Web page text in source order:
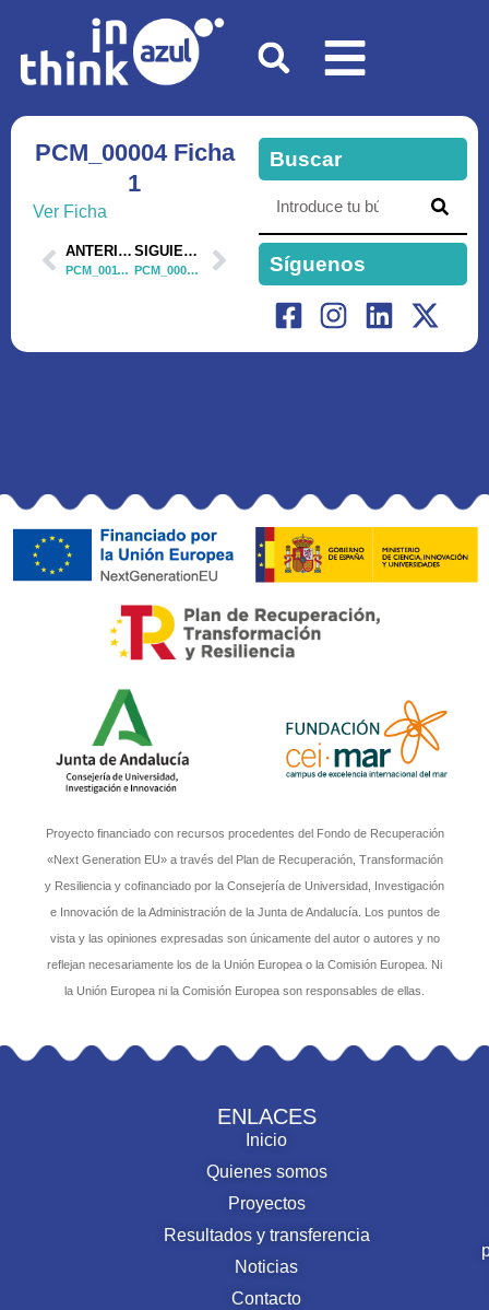
PCM_00004 Ficha
1
Ver Ficha
ANTERIOR
PCM_00118 Ficha 1
SIGUIENTE
PCM_00014 Ficha 1
Buscar
Síguenos
Proyecto financiado con recursos procedentes del Fondo de Recuperación
«Next Generation EU» a través del Plan de Recuperación, Transformación
y Resiliencia y cofinanciado por la Consejería de Universidad, Investigación
e Innovación de la Administración de la Junta de Andalucía. Los puntos de
vista y las opiniones expresadas son únicamente del autor o autores y no
reflejan necesariamente los de la Unión Europea o la Comisión Europea. Ni
la Unión Europea ni la Comisión Europea son responsables de ellas.
ENLACES
Inicio
Quienes somos
Proyectos
Resultados y transferencia
Noticias
Contacto